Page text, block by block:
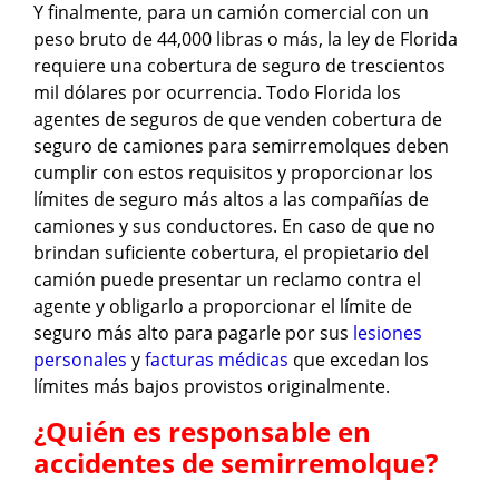
Y finalmente, para un camión comercial con un
peso bruto de 44,000 libras o más, la ley de Florida
requiere una cobertura de seguro de trescientos
mil dólares por ocurrencia. Todo Florida los
agentes de seguros de que venden cobertura de
seguro de camiones para semirremolques deben
cumplir con estos requisitos y proporcionar los
límites de seguro más altos a las compañías de
camiones y sus conductores. En caso de que no
brindan suficiente cobertura, el propietario del
camión puede presentar un reclamo contra el
agente y obligarlo a proporcionar el límite de
seguro más alto para pagarle por sus lesiones
personales yfacturas médicas que excedan los
límites más bajos provistos originalmente.
¿Quién es responsable en
accidentes de semirremolque?